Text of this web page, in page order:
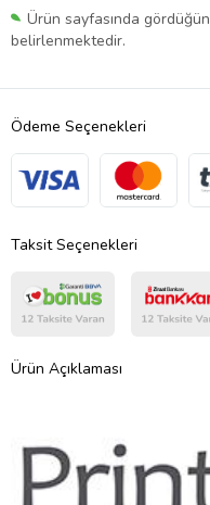
Ürün sayfasında
belirlenmektedir.
Ödeme Seçenekleri
Taksit Seçenekleri
Ürün Açıklaması